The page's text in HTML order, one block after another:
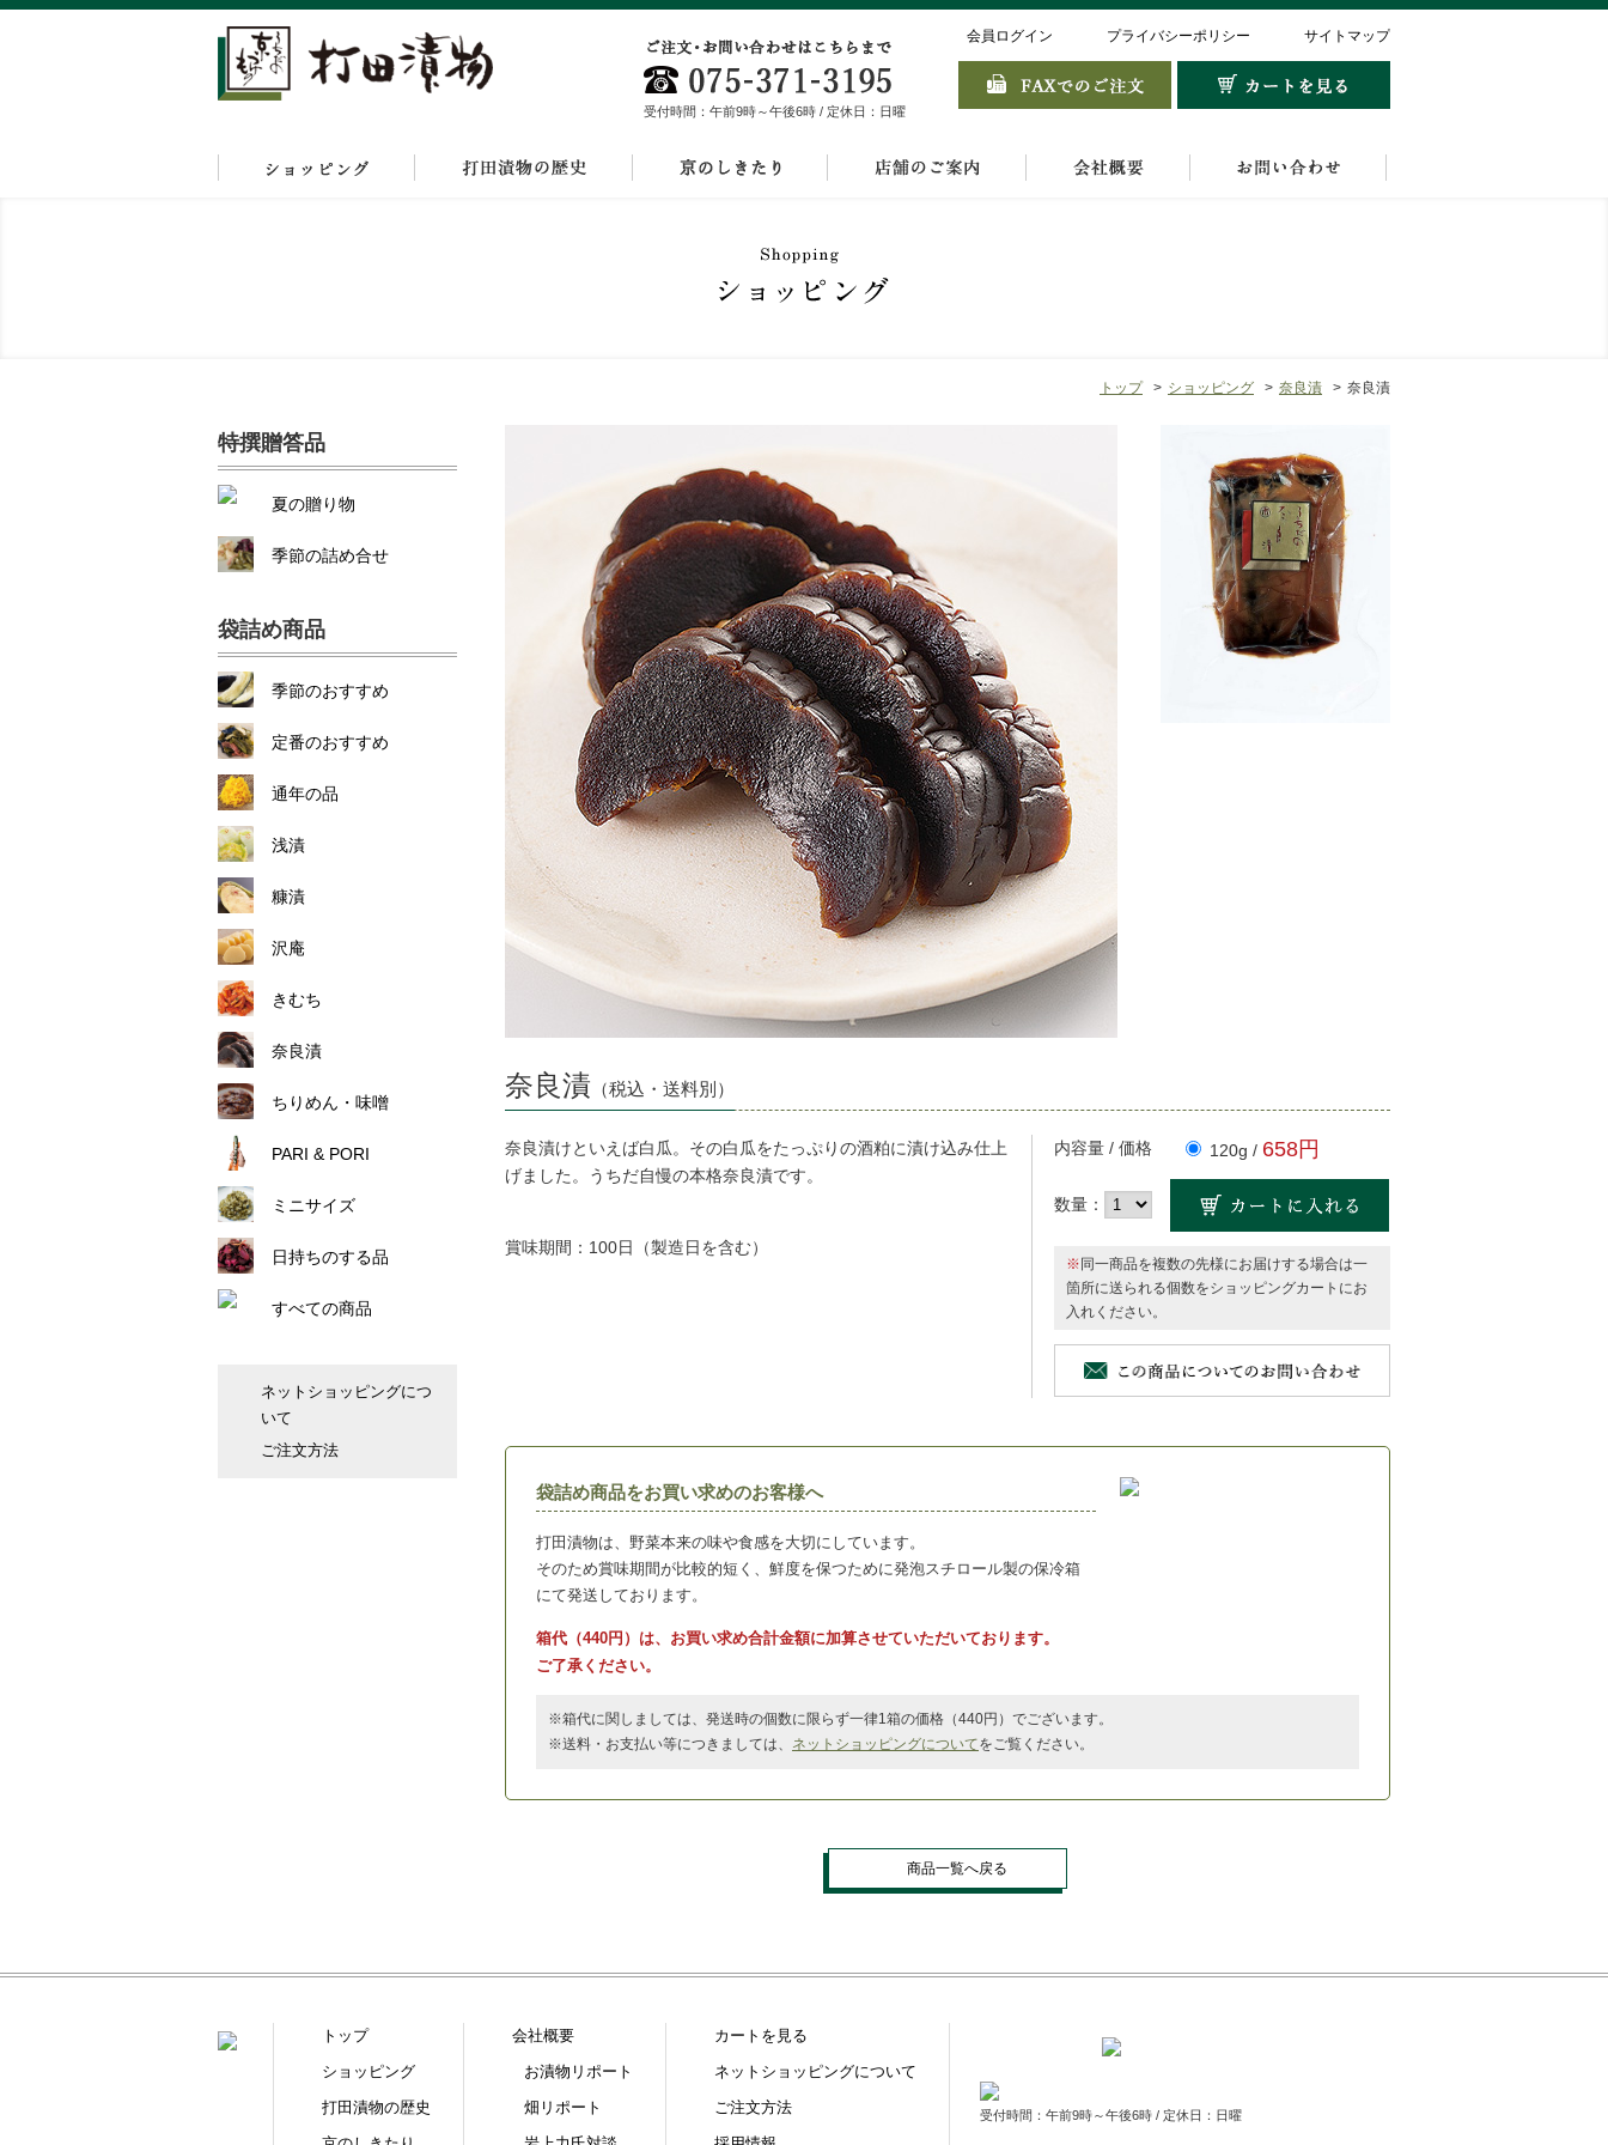
受付時間：午前9時～午後6時 / 定休日：日曜
会員ログイン プライバシーポリシー サイトマップ
トップ ショッピング 奈良漬 奈良漬
奈良漬 （税込・送料別）
奈良漬けといえば白瓜。その白瓜をたっぷりの酒粕に漬け込み仕上
げました。うちだ自慢の本格奈良漬です。
賞味期間 ：100日 （製造日を含む）
内容量 / 価格 120g / 658円
数量：
※同一商品を複数の先様にお届けする場合は一
箇所に送られる個数をショッピングカートにお
入れください。
袋詰め商品をお買い求めのお客様へ
打田漬物は、野菜本来の味や食感を大切にしています。
そのため賞味期間が比較的短く、鮮度を保つために発泡スチロール製の保冷箱
にて発送しております。
箱代（440円）は、お買い求め合計金額に加算させていただいております。
ご了承ください。
※箱代に関しましては、発送時の個数に限らず一律1箱の価格（440円）でございます。
※送料・お支払い等につきましては、 ネットショッピングについてをご覧ください。
商品一覧へ戻る
特撰贈答品
夏の贈り物
季節の詰め合せ
袋詰め商品
季節のおすすめ
定番のおすすめ
通年の品
浅漬
糠漬
沢庵
きむち
奈良漬
ちりめん・味噌
PARI & PORI
ミニサイズ
日持ちのする品
すべての商品
ネットショッピングにつ
いて
ご注文方法
トップ
ショッピング
打田漬物の歴史
会社概要
お漬物リポート
畑リポート
カートを見る
ネットショッピングについて
ご注文方法
受付時間：午前9時～午後6時 / 定休日：日曜